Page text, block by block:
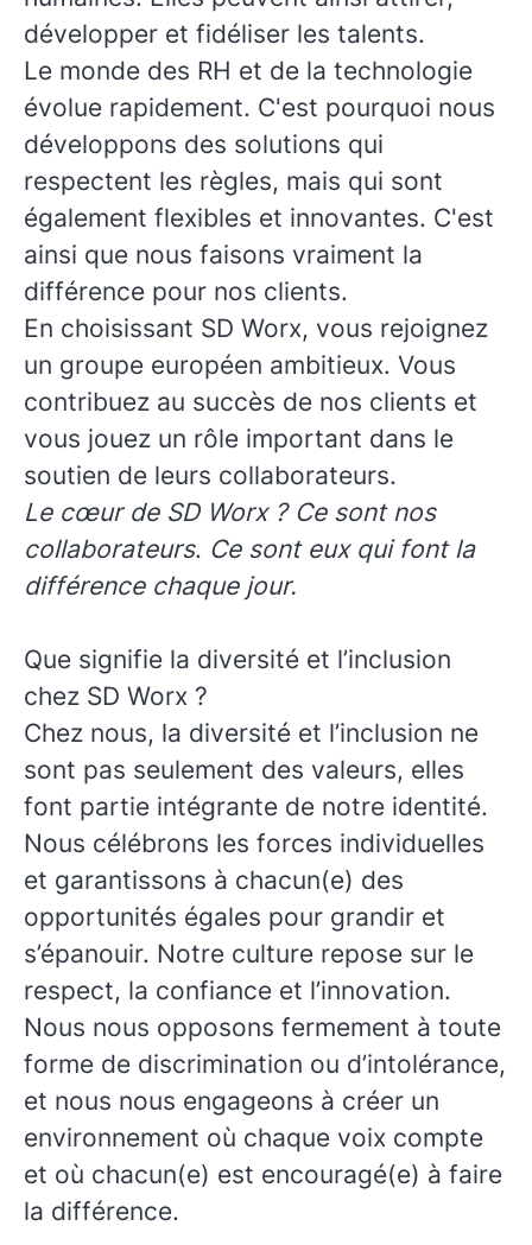
développer et fidéliser les talents.
Le monde des RH et de la technologie
évolue rapidement. C'est pourquoi nous
développons des solutions qui
respectent les règles, mais qui sont
également flexibles et innovantes. C'est
ainsi que nous faisons vraiment la
différence pour nos clients.
En choisissant SD Worx, vous rejoignez
un groupe européen ambitieux. Vous
contribuez au succès de nos clients et
vous jouez un rôle important dans le
soutien de leurs collaborateurs.
Le cœur de SD Worx ? Ce sont nos
collaborateurs. Ce sont eux qui font la
différence chaque jour.
Que signifie la diversité et l’inclusion
chez SD Worx ?
Chez nous, la diversité et l’inclusion ne
sont pas seulement des valeurs, elles
font partie intégrante de notre identité.
Nous célébrons les forces individuelles
et garantissons à chacun(e) des
opportunités égales pour grandir et
s’épanouir. Notre culture repose sur le
respect, la confiance et l’innovation.
Nous nous opposons fermement à toute
forme de discrimination ou d’intolérance,
et nous nous engageons à créer un
environnement où chaque voix compte
et où chacun(e) est encouragé(e) à faire
la différence.